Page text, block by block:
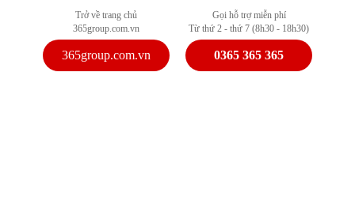
Trở về trang chủ
365group.com.vn
365group.com.vn
Gọi hỗ trợ miễn phí
Từ thứ 2 - thứ 7 (8h30 - 18h30)
0365 365 365